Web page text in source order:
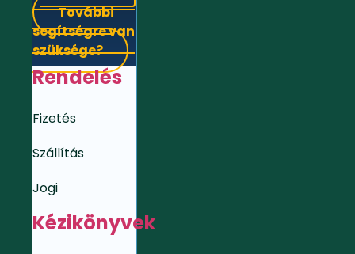
További
segítségre van
szüksége?
Rendelés
Fizetés
Szállítás
Jogi
Kézikönyvek